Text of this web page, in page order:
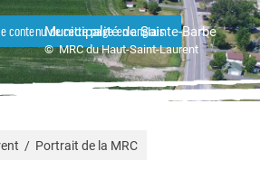
contenu de cette page en anglais
Municipalité de Sainte-Barbe
© MRC du Haut-Saint-Laurent
Portrait de la MRC